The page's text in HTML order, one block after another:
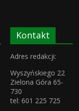
Kontakt
Adres redakcji:
Wyszyńskiego 22
Zielona Góra 65-
730
tel: 601 225 725